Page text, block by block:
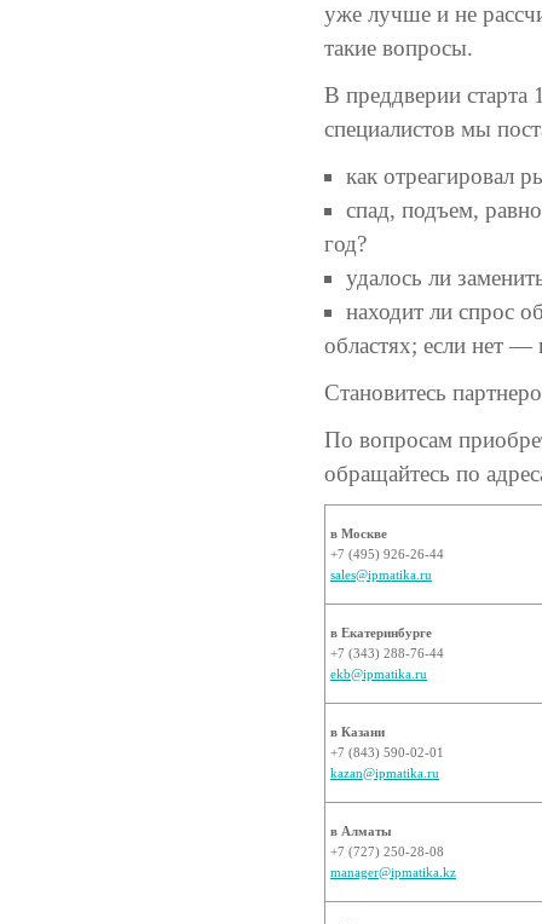
уже лучше и не
такие вопросы.
В преддверии
специалистов мы
как отреагировал
спад, подъем,
год?
удалось ли
находит ли спрос
областях; если нет —
Становитесь
По вопросам
обращайтесь по
в Москве
+7 (495) 926-26-44
sales@ipmatika.ru
в Екатеринбурге
+7 (343) 288-76-44
ekb@ipmatika.ru
в Казани
+7 (843) 590-02-01
kazan@ipmatika.ru
в Алматы
+7 (727) 250-28-08
manager@ipmatika.kz